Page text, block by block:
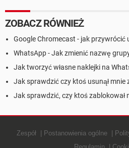
ZOBACZ RÓWNIEŻ
Google Chromecast - jak przywrócić
WhatsApp - Jak zmienić nazwę
Jak tworzyć własne naklejki na
Jak sprawdzić czy ktoś usunął
Jak sprawdzić, czy ktoś zablokował
Zespół Postanowienia ogólne